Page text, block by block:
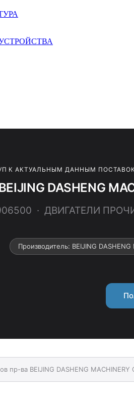
К АКТУАЛЬНЫМ ДАННЫМ
DASHENG
· ДВИГАТЕЛИ
Производитель: BEIJING DASHENG
пр-ва BEIJING DASHENG MACHINERY